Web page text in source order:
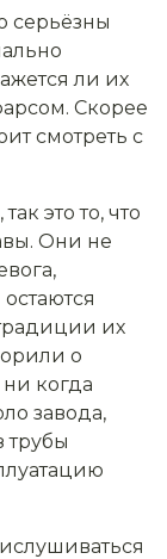
серьёзны
ли их
Скорее
смотреть с
это то, что
Они не
их
о
когда
завода,
трубы